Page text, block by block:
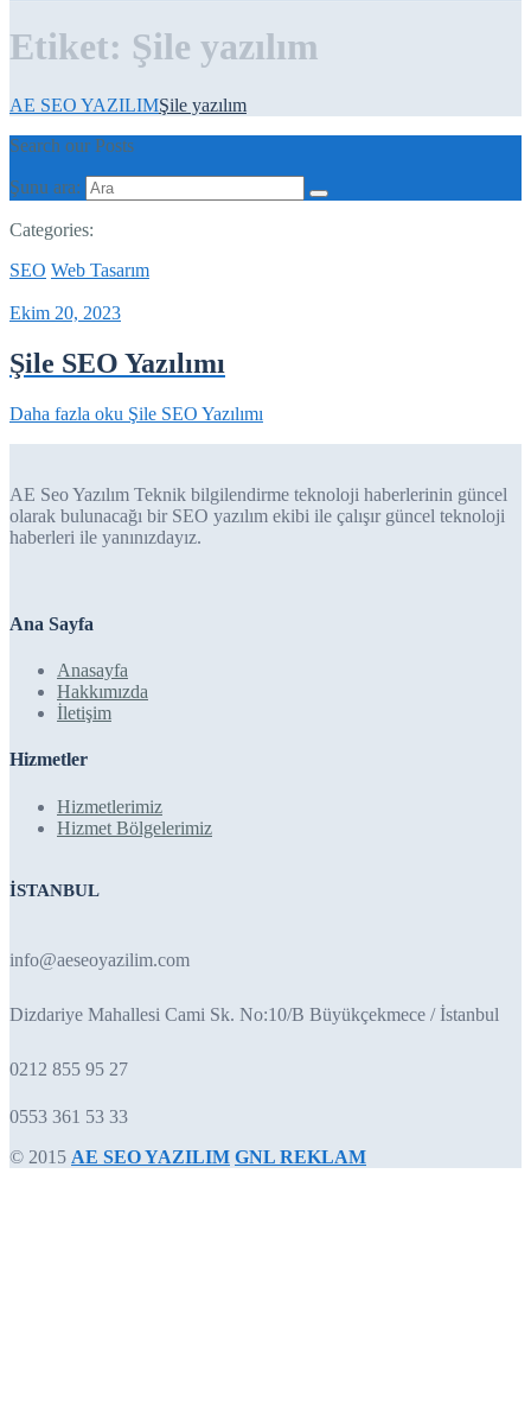
Etiket: Şile yazılım
AE SEO YAZILIMŞile yazılım
Search our Posts
Şunu ara:
Categories:
SEO Web Tasarım
Ekim 20, 2023
Şile SEO Yazılımı
Daha fazla oku Şile SEO Yazılımı
AE Seo Yazılım Teknik bilgilendirme teknoloji haberlerinin güncel
olarak bulunacağı bir SEO yazılım ekibi ile çalışır güncel teknoloji
haberleri ile yanınızdayız.
Ana Sayfa
Anasayfa
Hakkımızda
İletişim
Hizmetler
Hizmetlerimiz
Hizmet Bölgelerimiz
İSTANBUL
info@aeseoyazilim.com
Dizdariye Mahallesi Cami Sk. No:10/B Büyükçekmece / İstanbul
0212 855 95 27
0553 361 53 33
© 2015 AE SEO YAZILIM GNL REKLAM